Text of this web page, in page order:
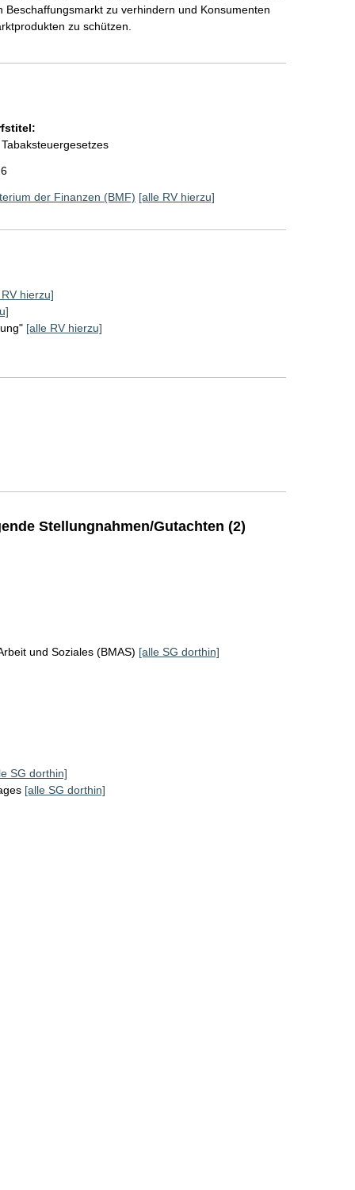
zu verhindern und Konsumenten
zu schützen.
der Finanzen (BMF) [alle RV hierzu]
hierzu]
[alle RV hierzu]
Stellungnahmen/Gutachten (2)
und Soziales (BMAS) [alle SG dorthin]
SG dorthin]
[alle SG dorthin]